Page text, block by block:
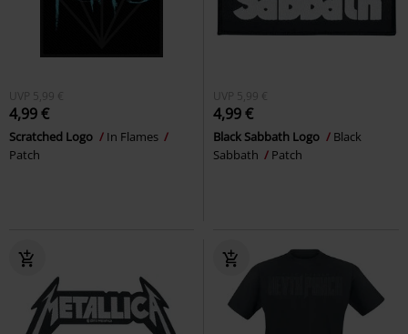
UVP 5,99 €
4,99 €
Scratched Logo
In Flames
Patch
UVP 5,99 €
4,99 €
Black Sabbath Logo
Black
Sabbath
Patch